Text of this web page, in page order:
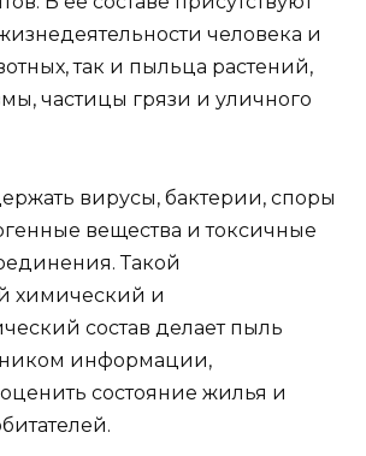
человека и
так и пыльца растений,
частицы грязи и уличного
вирусы, бактерии, споры
вещества и токсичные
Такой
химический и
состав делает пыль
информации,
состояние жилья и